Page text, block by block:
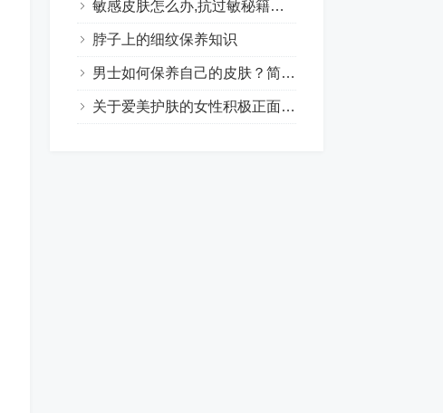
敏感皮肤怎么办,抗过敏秘籍大集合
脖子上的细纹保养知识
男士如何保养自己的皮肤？简单的护肤让男士肌肤水嫩有光泽
关于爱美护肤的女性积极正面句子合集（24句）